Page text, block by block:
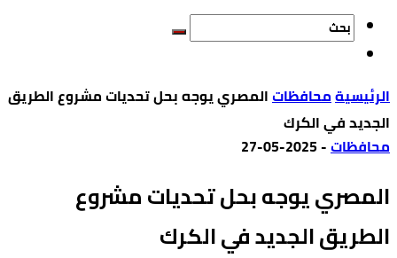
‫الرئيسية‬محافظاتالمصري يوجه بحل تحديات مشروع الطريق
الجديد في الكرك
محافظات-
2025-05-27
المصري يوجه بحل تحديات مشروع
الطريق الجديد في الكرك